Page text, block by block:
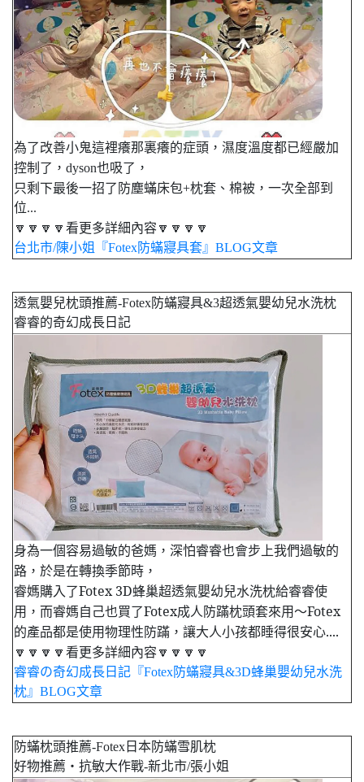
為了改善小鬼這裡癢那裏癢的症頭 ， 濕度溫度都已經嚴加
控制了 ， dyson也吸了 ，
只剩下最後一招了防塵蟎床包+枕套、棉被 ， 一次全部到
位...
🔽🔽🔽🔽看更多詳細內容🔽🔽🔽🔽
台北市/陳小姐『Fotex防蟎寢具套』BLOG文章
透氣嬰兒枕頭推薦-Fotex防蟎寢具&3超透氣嬰幼兒水洗枕
睿睿的奇幻成長日記
身為一個容易過敏的爸媽，深怕睿睿也會步上我們過敏的
路，於是在轉換季節時，
睿媽購入了Fotex 3D蜂巢超透氣嬰幼兒水洗枕給睿睿使
用，而睿媽自己也買了Fotex成人防蹣枕頭套來用～Fotex
的產品都是使用物理性防蹣，讓大人小孩都睡得很安心....
🔽🔽🔽🔽看更多詳細內容🔽🔽🔽🔽
睿睿の奇幻成長日記『Fotex防蟎寢具&3D蜂巢嬰幼兒水洗
枕』BLOG文章
防蟎枕頭推薦-Fotex日本防蟎雪肌枕
好物推薦‧抗敏大作戰-新北市/張小姐